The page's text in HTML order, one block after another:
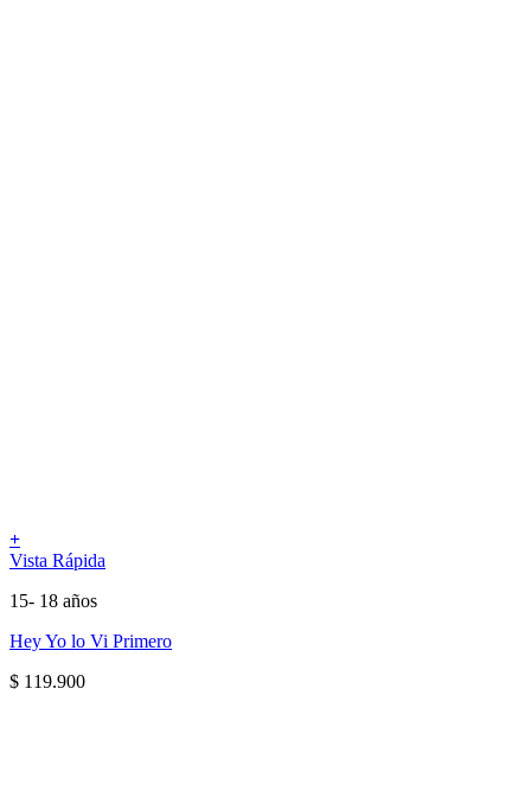
+
Vista Rápida
15- 18 años
Hey Yo lo Vi Primero
$ 119.900